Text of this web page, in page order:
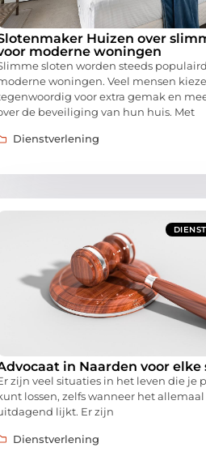
Huizen over
moderne woningen
sloten worden steeds
woningen. Veel mensen
voor extra gemak en
de beveiliging van hun huis. Met
Dienstverlening
in Naarden voor
zijn veel situaties in het leven die je
lossen, zelfs wanneer het
lijkt. Er zijn
Dienstverlening